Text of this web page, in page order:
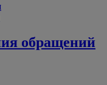
обращений